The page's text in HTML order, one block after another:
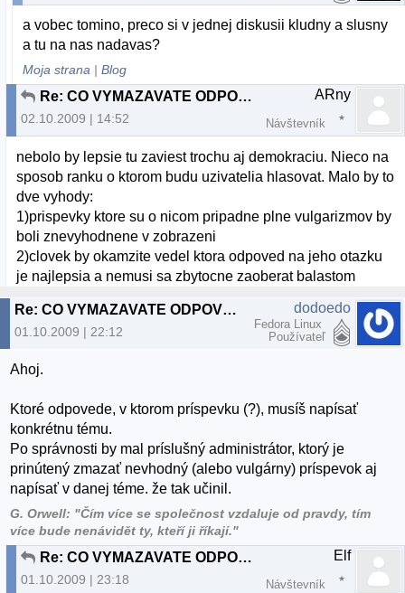
a vobec tomino, preco si v jednej diskusii kludny a slusny
a tu na nas nadavas?
Moja strana |Blog
Re: CO VYMAZAVATE ODPOVEDE TY DEBILNY ADMIN ???
02.10.2009 | 14:52
ARny
Návštevník
nebolo by lepsie tu zaviest trochu aj demokraciu. Nieco na
sposob ranku o ktorom budu uzivatelia hlasovat. Malo by to
dve vyhody:
1)prispevky ktore su o nicom pripadne plne vulgarizmov by
boli znevyhodnene v zobrazeni
2)clovek by okamzite vedel ktora odpoved na jeho otazku
je najlepsia a nemusi sa zbytocne zaoberat balastom
Re: CO VYMAZAVATE ODPOVEDE TY DEBILNY ADMIN ???
01.10.2009 | 22:12
dodoedo
Fedora Linux
Používateľ
Ahoj.
Ktoré odpovede, v ktorom príspevku (?), musíš napísať
konkrétnu tému.
Po správnosti by mal príslušný administrátor, ktorý je
prinútený zmazať nevhodný (alebo vulgárny) príspevok aj
napísať v danej téme. že tak učinil.
G. Orwell: "Čím více se společnost vzdaluje od pravdy, tím
více bude nenávidět ty, kteří ji říkají."
Re: CO VYMAZAVATE ODPOVEDE TY DEBILNY ADMIN ???
01.10.2009 | 23:18
Elf
Návštevník